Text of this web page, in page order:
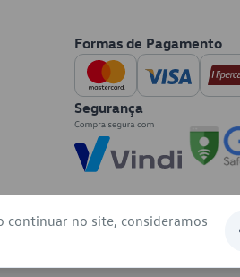
Formas de Pagamento
Segurança
continuar no site, consideramos